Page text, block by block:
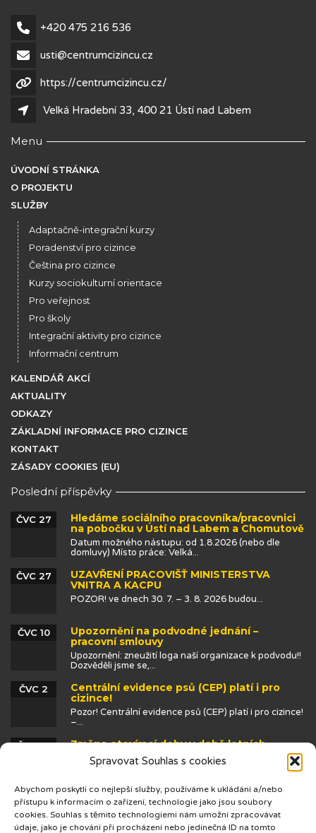
Spravovat Souhlas s cookies
Abychom poskytli co nejlepší služby, používáme k ukládání a/nebo
přístupu k informacím o zařízení, technologie jako jsou soubory
cookies. Souhlas s těmito technologiemi nám umožní zpracovávat
údaje, jako je chování při procházení nebo jedinečná ID na tomto
+420 475 216 536
usti@centrumcizincu.cz
https://centrumcizincu.cz/
Velká Hradební 33, 400 21 Ústí nad Labem
Menu
ÚVODNÍ STRÁNKA
O PROJEKTU
SLUŽBY
Adaptačně-integrační kurzy
Poradenství pro cizince
Čeština pro cizince
Kurzy sociokulturní orientace
Pro veřejnost
Pro školy
Integrační aktivity pro cizince
Informační centrum
KALENDÁŘ AKCÍ
AKTUALITY
ODKAZY
ZÁKLADNÍ INFORMACE PRO CIZINCE
KONTAKT
ZÁSADY COOKIES (EU)
Poslední příspěvky
Hledáme sociálního pracovníka/pracovnici
na pobočku v Ústí nad Labem a Chomutově
ČVC 27
Datum možného nástupu: od 1.8.2026 (nebo dle
domluvy) Místo práce: Velká...
UZAVŘENÍ PRACOVIŠŤ MINISTERSTVA
VNITRA A KACPU
ČVC 27
POZOR! ve dnech 30. 7. – 3. 8. 2026 budou...
Upozornění na podvodné jednání –
pracovní smlouvy
ČVC 10
Upozornění: zneužití loga naší organizace k podvodu!!
Dozvěděli jsme se,...
Centrální evidence psů (CEP) platí i pro
cizince!
ČVC 2
Pozor! Centrální evidence psů (CEP) platí i pro cizince!
–...
Změna otevírací doby v době letních
prázdnin
ČVN 25